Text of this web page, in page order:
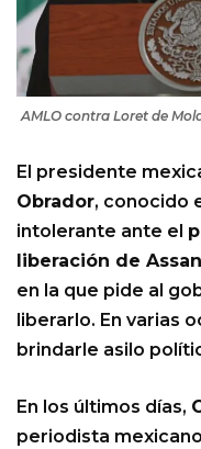
AMLO contra Loret de
El presidente
Obrador, conocido
intolerante ante el
liberación de
en la que pide al
liberarlo. En varias
brindarle asilo
En los últimos días,
periodista